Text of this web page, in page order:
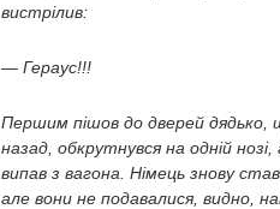
вистрілив:
— Гераус!!!
Першим пішов до дверей дядько,
назад, обкрутнувся на одній
випав з вагона. Німець знову
але вони не подавалися, видно,